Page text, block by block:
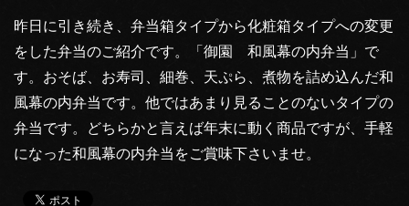
昨日に引き続き、弁当箱タイプから化粧箱タイプへの変更
をした弁当のご紹介です。「御園 和風幕の内弁当」で
す。おそば、お寿司、細巻、天ぷら、煮物を詰め込んだ和
風幕の内弁当です。他ではあまり見ることのないタイプの
弁当です。どちらかと言えば年末に動く商品ですが、手軽
になった和風幕の内弁当をご賞味下さいませ。